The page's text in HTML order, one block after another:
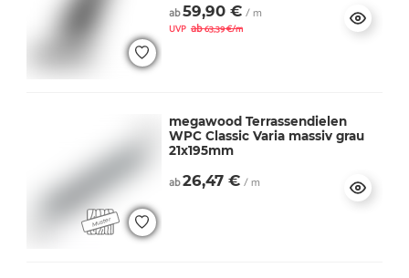
ab59,90 € / m
UVP ab63,39 €/m
megawood Terrassendielen
WPC Classic Varia massiv grau
21x195mm
ab26,47 € / m